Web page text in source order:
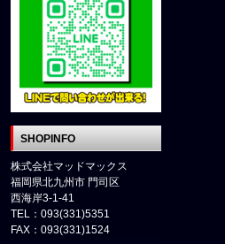
SHOPINFO
株式会社マッドマックス
福岡県北九州市 門司区
西海岸3-1-41
TEL：093(331)5351
FAX：093(331)1524